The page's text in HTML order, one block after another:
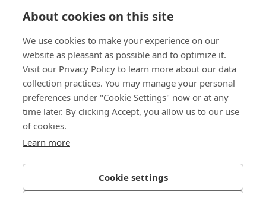
About cookies on this site
We use cookies to make your experience on our
website as pleasant as possible and to optimize it.
Visit our Privacy Policy to learn more about our data
collection practices. You may manage your personal
preferences under "Cookie Settings" now or at any
time later. By clicking Accept, you allow us to our use
of cookies.
Learn more
Cookie settings
Centrum Wiedzy
Bezpośredni dostęp
Bossard Poland